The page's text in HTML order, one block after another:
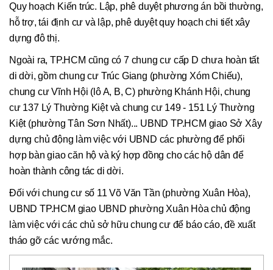
Quy hoạch Kiến trúc. Lập, phê duyệt phương án bồi thường,
hỗ trợ, tái định cư và lập, phê duyệt quy hoạch chi tiết xây
dựng đô thị.
Ngoài ra, TP.HCM cũng có 7 chung cư cấp D chưa hoàn tất
di dời, gồm chung cư Trúc Giang (phường Xóm Chiếu),
chung cư Vĩnh Hội (lô A, B, C) phường Khánh Hội, chung
cư 137 Lý Thường Kiệt và chung cư 149 - 151 Lý Thường
Kiệt (phường Tân Sơn Nhất)... UBND TP.HCM giao Sở Xây
dựng chủ động làm việc với UBND các phường để phối
hợp bàn giao căn hộ và ký hợp đồng cho các hộ dân để
hoàn thành công tác di dời.
Đối với chung cư số 11 Võ Văn Tần (phường Xuân Hòa),
UBND TP.HCM giao UBND phường Xuân Hòa chủ động
làm việc với các chủ sở hữu chung cư để báo cáo, đề xuất
tháo gỡ các vướng mắc.